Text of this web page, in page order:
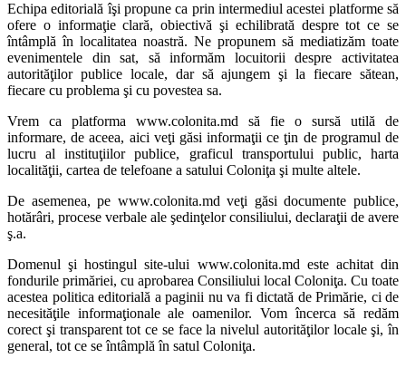
Echipa editorială îşi propune ca prin intermediul acestei platforme să
ofere o informaţie clară, obiectivă şi echilibrată despre tot ce se
întâmplă în localitatea noastră. Ne propunem să mediatizăm toate
evenimentele din sat, să informăm locuitorii despre activitatea
autorităţilor publice locale, dar să ajungem şi la fiecare sătean,
fiecare cu problema şi cu povestea sa.
Vrem ca platforma www.colonita.md să fie o sursă utilă de
informare, de aceea, aici veţi găsi informaţii ce ţin de programul de
lucru al instituţiilor publice, graficul transportului public, harta
localităţii, cartea de telefoane a satului Coloniţa şi multe altele.
De asemenea, pe www.colonita.md veţi găsi documente publice,
hotărâri, procese verbale ale şedinţelor consiliului, declaraţii de avere
ş.a.
Domenul şi hostingul site-ului www.colonita.md este achitat din
fondurile primăriei, cu aprobarea Consiliului local Coloniţa. Cu toate
acestea politica editorială a paginii nu va fi dictată de Primărie, ci de
necesităţile informaţionale ale oamenilor. Vom încerca să redăm
corect şi transparent tot ce se face la nivelul autorităţilor locale şi, în
general, tot ce se întâmplă în satul Coloniţa.